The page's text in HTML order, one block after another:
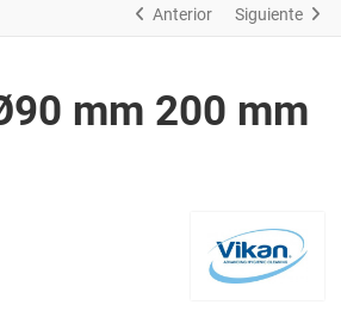
Anterior Siguiente
mm 200 mm